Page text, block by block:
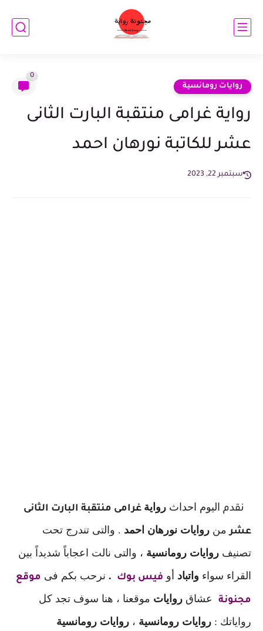
روايات رومانسية
0
رواية غرامى منتقبة البارت الثانى
عشر للكاتبة نورهان احمد
سبتمبر 22, 2023
نقدم اليوم احداث ر واية غرامى منتقبة البارت الثانى
عشر من روايات نورهان احمد . والتى تندرج تحت
تصنيف روايات رومانسية ، والتى نالت اعجاباً شديداً بين
القراء سواء واتباد أو فيس بوك . نرحب بكم فى موقع
مجنونة عشاق روايات موقعنا ، هنا سوف تجد كل
رواياتك : روايات رومانسية ، روايات رومانسية